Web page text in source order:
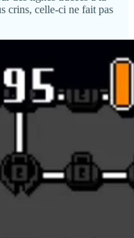
crins, celle-ci ne fait pas